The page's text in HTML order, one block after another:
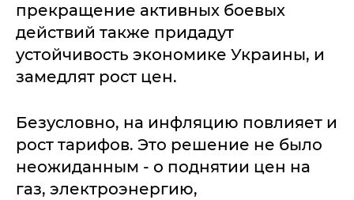
прекращение активных боевых
действий также придадут
устойчивость экономике Украины, и
замедлят рост цен.
Безусловно, на инфляцию повлияет и
рост тарифов. Это решение не было
неожиданным - о поднятии цен на
газ, электроэнергию,